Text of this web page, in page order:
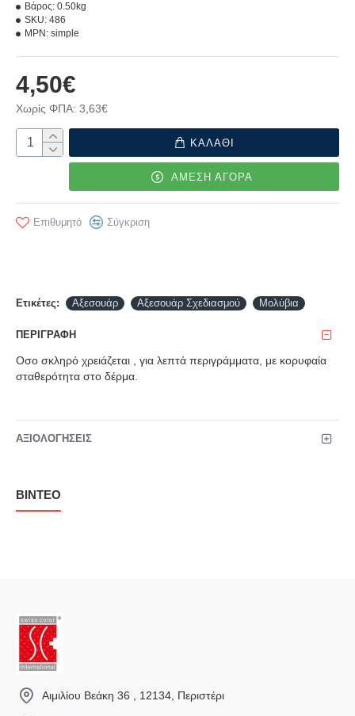
4,50€
Χωρίς ΦΠΑ: 3,63€
Βάρος: 0.50kg
SKU: 486
MPN: simple
ΚΑΛΑΘΙ
ΑΜΕΣΗ ΑΓΟΡΑ
Επιθυμητό Σύγκριση
Ετικέτες: Αξεσουάρ Αξεσουάρ Σχεδιασμού Μολύβια
ΠΕΡΙΓΡΑΦΉ
Οσο σκληρό χρειάζεται , για λεπτά περιγράμματα, με κορυφαία
σταθερότητα στο δέρμα.
ΑΞΙΟΛΟΓΉΣΕΙΣ
ΒΊΝΤΕΟ
Αιμιλίου Βεάκη 36 , 12134, Περιστέρι